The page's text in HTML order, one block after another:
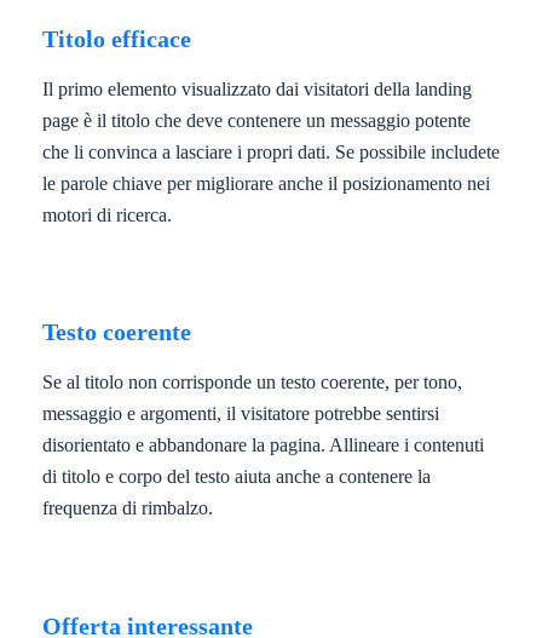
Titolo efficace
Il primo elemento visualizzato dai visitatori della landing
page è il titolo che deve contenere un messaggio potente
che li convinca a lasciare i propri dati. Se possibile includete
le parole chiave per migliorare anche il posizionamento nei
motori di ricerca.
Testo coerente
Se al titolo non corrisponde un testo coerente, per tono,
messaggio e argomenti, il visitatore potrebbe sentirsi
disorientato e abbandonare la pagina. Allineare i contenuti
di titolo e corpo del testo aiuta anche a contenere la
frequenza di rimbalzo.
Offerta interessante